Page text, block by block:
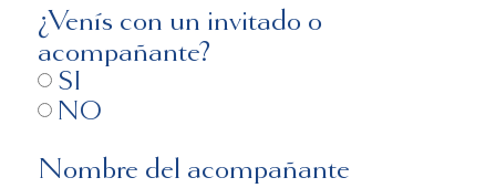
¿Venís con un invitado o
acompañante?
SI
NO
Nombre del acompañante